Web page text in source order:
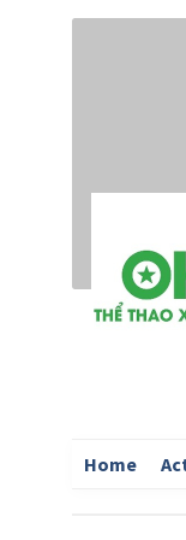
Home